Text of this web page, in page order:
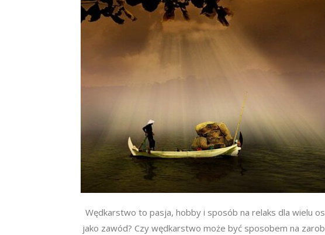
Wędkarstwo to pasja, hobby i sposób na relaks dla wielu
jako zawód? Czy wędkarstwo może być sposobem na